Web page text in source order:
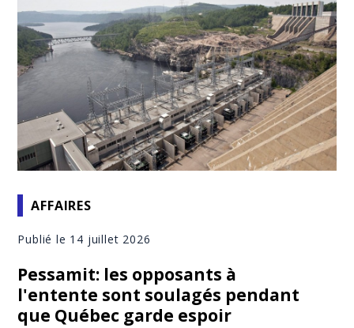
AFFAIRES
Publié le 14 juillet 2026
Pessamit: les opposants à
l'entente sont soulagés pendant
que Québec garde espoir